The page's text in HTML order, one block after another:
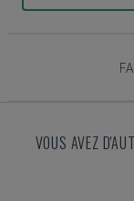
VOUS AVEZ